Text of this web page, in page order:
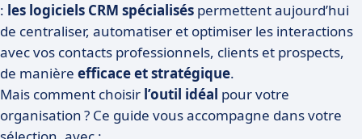
: les logiciels CRM spécialisés permettent aujourd’hui
de centraliser, automatiser et optimiser les interactions
avec vos contacts professionnels, clients et prospects,
de manière efficace et stratégique.
Mais comment choisir l’outil idéal pour votre
organisation ? Ce guide vous accompagne dans votre